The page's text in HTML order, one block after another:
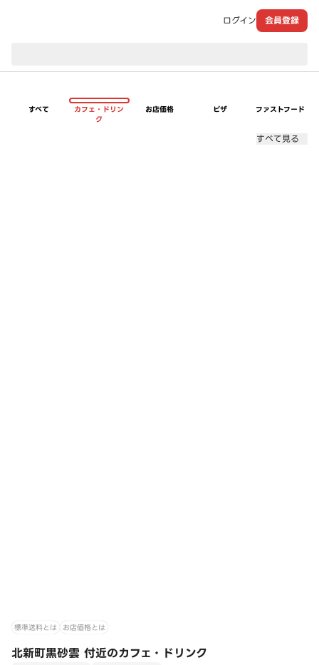
ログイン 会員登録
すべて
カフェ・ドリン
ク
お店価格 ピザ ファストフード
すべて見る
標準送料とは お店価格とは
北新町黒砂雲 付近のカフェ・ドリンク